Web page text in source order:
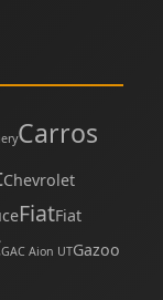
Carros
Chevrolet
FiatFiat
GAC Aion UTGazoo